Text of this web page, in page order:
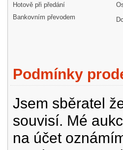
Hotově při předání
Bankovním převodem
Podmínky
Jsem sběratel
souvisí. Mé
na účet